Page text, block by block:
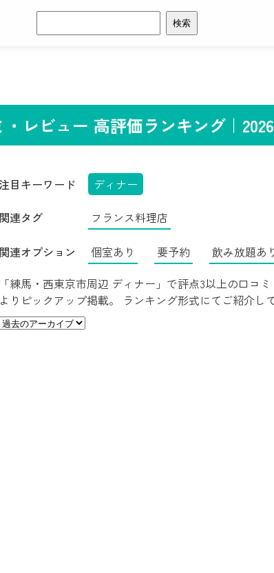
索:
レビュー 高評価ランキング｜
目キーワード
ディナー
関連タグ
フランス料理店
関連オプション 個室あり 要予約
飲み放題あ
「練馬・西東京市周辺 ディナー」で評点3以上の口コ
よりピックアップ掲載。 ランキング形式にてご紹介し